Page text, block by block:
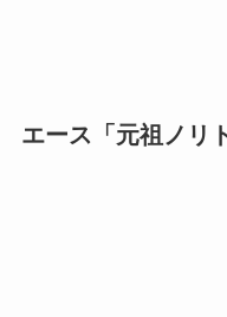
エース「元祖ノリ